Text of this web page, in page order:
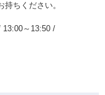
ちください。
13:00～13:50 /